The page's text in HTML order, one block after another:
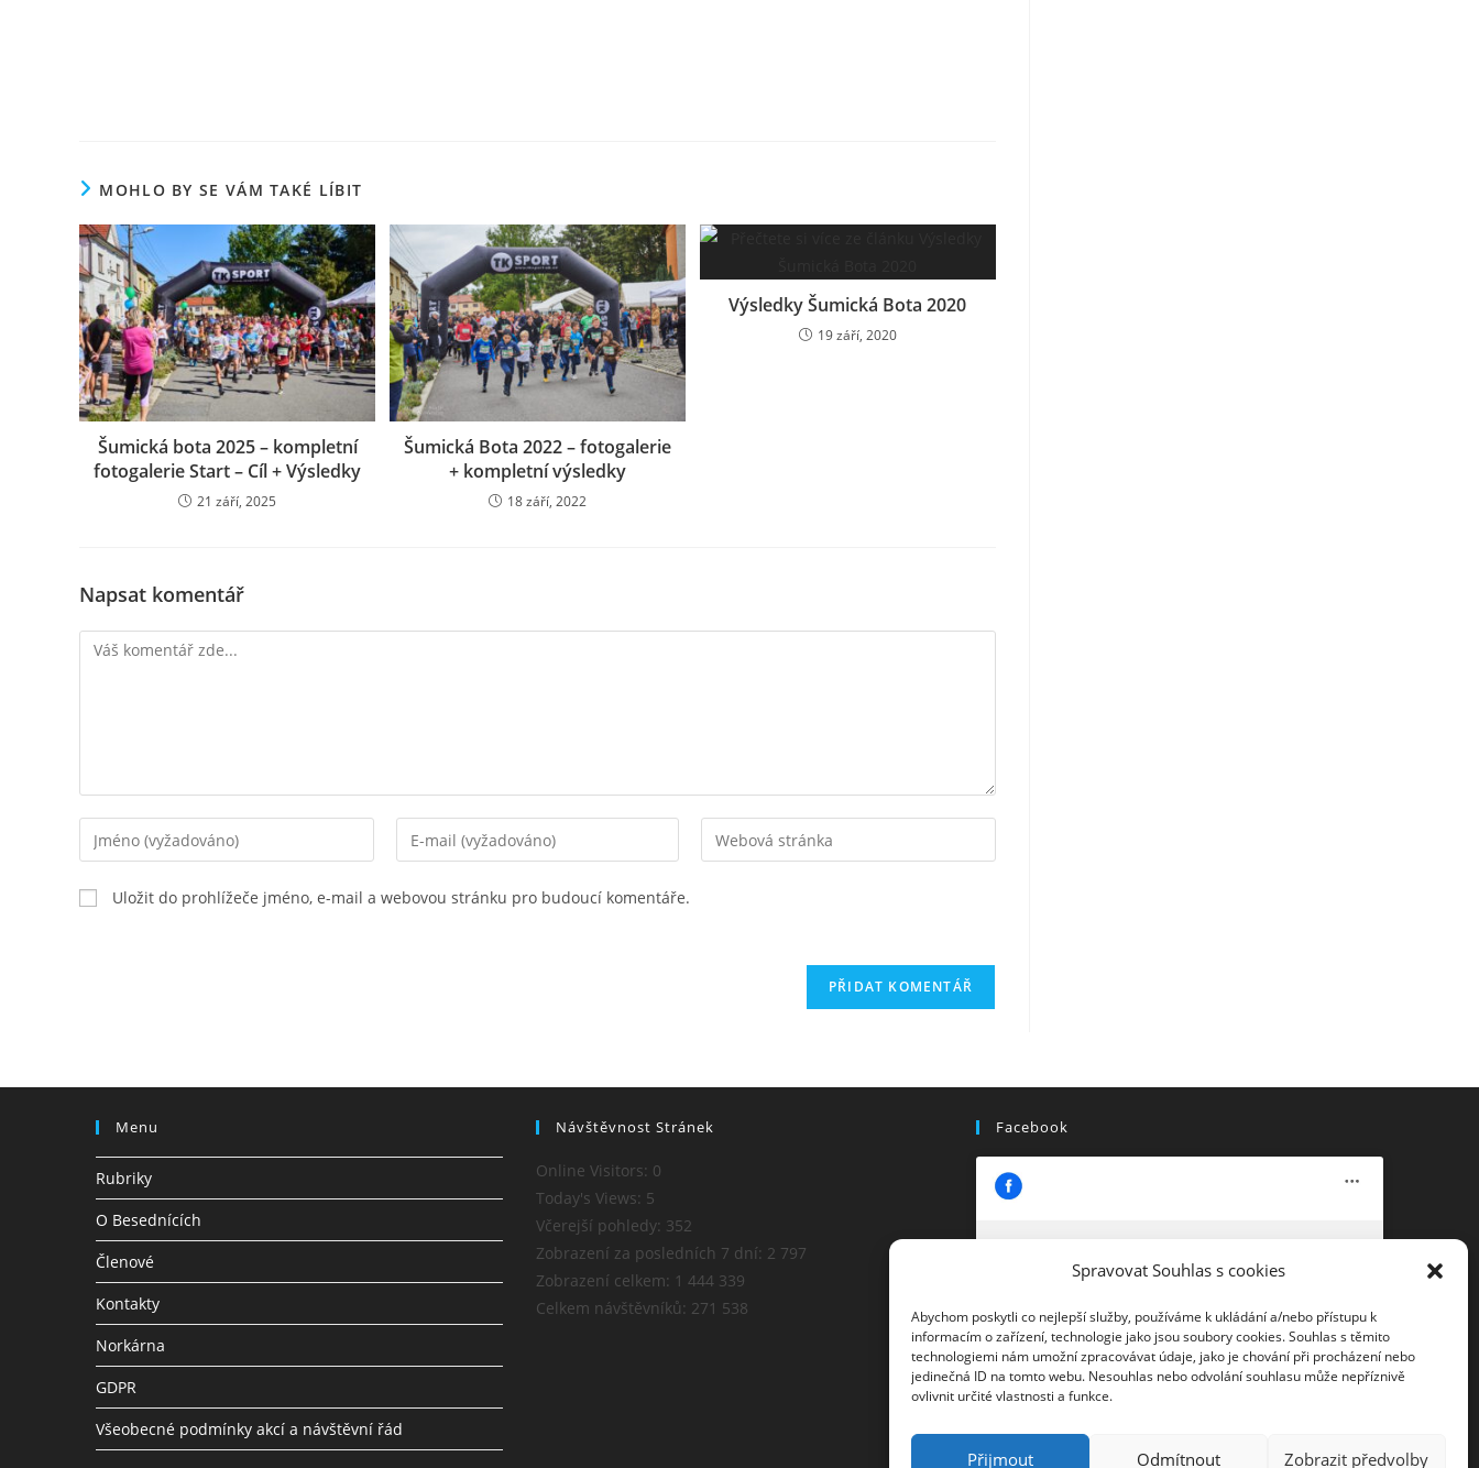
Spravovat Souhlas s cookies
Abychom poskytli co nejlepší služby, používáme k ukládání a/nebo přístupu k
informacím o zařízení, technologie jako jsou soubory cookies. Souhlas s těmito
technologiemi nám umožní zpracovávat údaje, jako je chování při procházení nebo
jedinečná ID na tomto webu. Nesouhlas nebo odvolání souhlasu může nepříznivě
ovlivnit určité vlastnosti a funkce.
Přijmout Odmítnout Zobrazit předvolby
MOHLO BY SE VÁM TAKÉ LÍBIT
Šumická bota 2025 – kompletní
fotogalerie Start – Cíl + Výsledky
21 září, 2025
Šumická Bota 2022 – fotogalerie
+ kompletní výsledky
18 září, 2022
Výsledky Šumická Bota 2020
19 září, 2020
Napsat komentář
Komentář
Chcete-
li
přidat
komentář,
Chcete-
li
Zadejte
adresu
Uložit do prohlížeče jméno, e-mail a webovou stránku pro budoucí komentáře.
Menu
Rubriky
O Besednících
Členové
Kontakty
Norkárna
GDPR
Všeobecné podmínky akcí a návštěvní řád
Návštěvnost Stránek
Online Visitors: 0
Today's Views: 5
Včerejší pohledy: 352
Zobrazení za posledních 7 dní: 2 797
Zobrazení celkem: 1 444 339
Celkem návštěvníků: 271 538
Facebook
soubory cookie a povolte tento obsah